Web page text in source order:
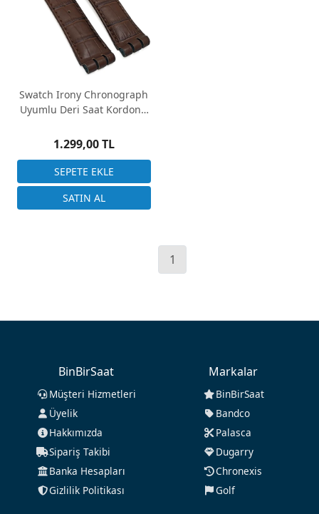
Swatch Irony Chronograph
Uyumlu Deri Saat Kordonu
1.299,00 TL
1
BinBirSaat
Müşteri Hizmetleri
Üyelik
Hakkımızda
Sipariş Takibi
Banka Hesapları
Gizlilik Politikası
Markalar
BinBirSaat
Bandco
Palasca
Dugarry
Chronexis
Golf